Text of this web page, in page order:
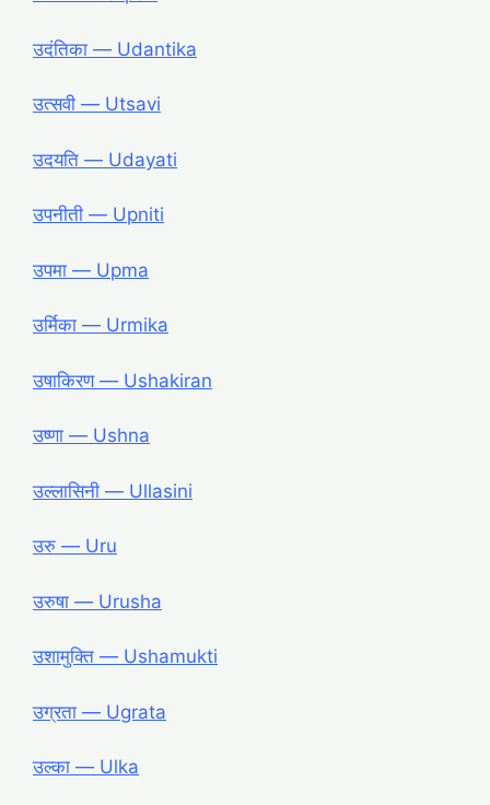
उदंतिका ― Udantika
उत्सवी ― Utsavi
उदयति ― Udayati
उपनीती ― Upniti
उपमा ― Upma
उर्मिका ― Urmika
उषाकिरण ― Ushakiran
उष्णा ― Ushna
उल्लासिनी ― Ullasini
उरु ― Uru
उरुषा ― Urusha
उशामुक्ति ― Ushamukti
उग्रता ― Ugrata
उल्का ― Ulka